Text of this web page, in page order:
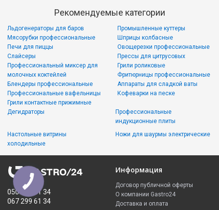
Рекомендуемые категории
Льдогенераторы для баров
Мясорубки профессиональные
Печи для пиццы
Слайсеры
Промышленные куттеры
Шприцы колбасные
Овощерезки профессиональные
Прессы для цитрусовых
Профессиональный миксер для
молочных коктейлей
Блендеры профессиональные
Профессиональные вафельницы
Грили контактные прижимные
Грили роликовые
Фритюрницы профессиональные
Аппараты для сладкой ваты
Кофеварки на песке
Дегидраторы
Настольные витрины
холодильные
Профессиональные
индукционные плиты
Ножи для шаурмы электрические
050 335 61 34
067 299 61 34
Информация
Договор публичной оферты
О компании Gastro24
Доставка и оплата